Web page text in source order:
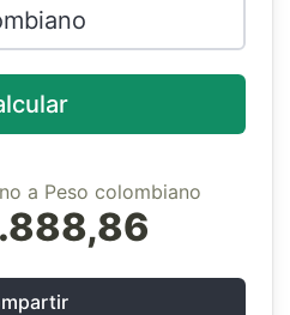
a Peso colombiano